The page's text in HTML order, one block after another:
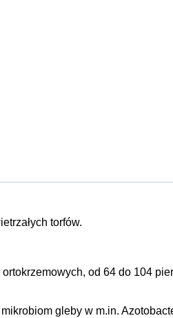
torfów.
od 64 do 104
gleby w m.in.